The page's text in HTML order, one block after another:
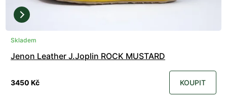
Skladem
Jenon Leather J.Joplin ROCK MUSTARD
3450 Kč KOUPIT